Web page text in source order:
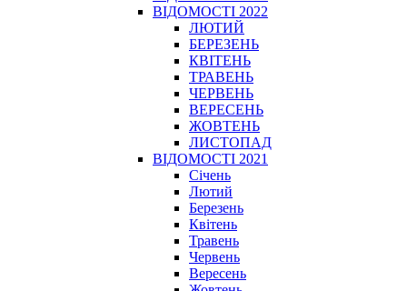
ВІДОМОСТІ 2022
ЛЮТИЙ
БЕРЕЗЕНЬ
КВІТЕНЬ
ТРАВЕНЬ
ЧЕРВЕНЬ
ВЕРЕСЕНЬ
ЖОВТЕНЬ
ЛИСТОПАД
ВІДОМОСТІ 2021
Січень
Лютий
Березень
Квітень
Травень
Червень
Вересень